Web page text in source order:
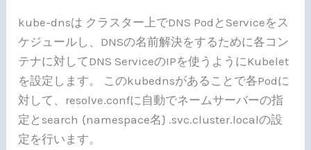
kube-dnsは クラスター上でDNS PodとServiceをス
ケジュールし、DNSの名前解決をするために各コン
テナに対してDNS ServiceのIPを使うようにKubelet
を設定します。 このkubednsがあることで各Podに
対して、resolve.confに自動でネームサーバーの指
定とsearch {namespace名} .svc.cluster.localの設
定を行います。